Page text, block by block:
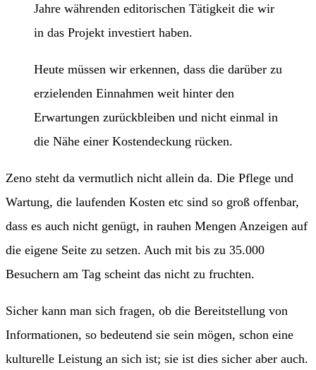
Jahre währenden editorischen Tätigkeit die wir
in das Projekt investiert haben.
Heute müssen wir erkennen, dass die darüber zu
erzielenden Einnahmen weit hinter den
Erwartungen zurückbleiben und nicht einmal in
die Nähe einer Kostendeckung rücken.
Zeno steht da vermutlich nicht allein da. Die Pflege und
Wartung, die laufenden Kosten etc sind so groß offenbar,
dass es auch nicht genügt, in rauhen Mengen Anzeigen auf
die eigene Seite zu setzen. Auch mit bis zu 35.000
Besuchern am Tag scheint das nicht zu fruchten.
Sicher kann man sich fragen, ob die Bereitstellung von
Informationen, so bedeutend sie sein mögen, schon eine
kulturelle Leistung an sich ist; sie ist dies sicher aber auch.